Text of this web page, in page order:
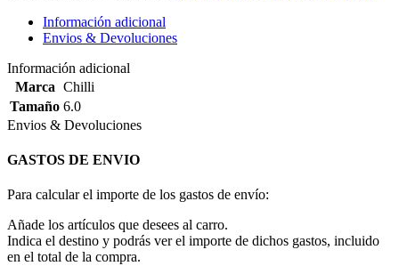
Información adicional
Envios & Devoluciones
Información adicional
Marca Chilli
Tamaño 6.0
Envios & Devoluciones
GASTOS DE ENVIO
Para calcular el importe de los gastos de envío:
Añade los artículos que desees al carro.
Indica el destino y podrás ver el importe de dichos gastos, incluido
en el total de la compra.